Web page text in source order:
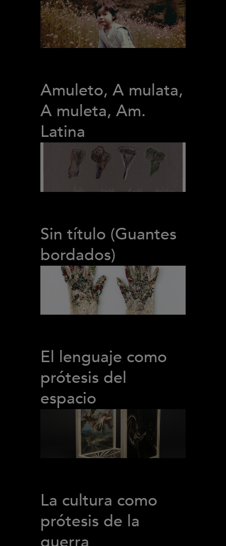
Amuleto, A mulata,
A muleta, Am.
Latina
Sin título (Guantes
bordados)
El lenguaje como
prótesis del
espacio
La cultura como
prótesis de la